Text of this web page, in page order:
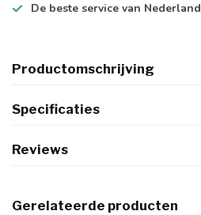
De beste service van Nederland
Productomschrijving
Specificaties
Reviews
Gerelateerde producten